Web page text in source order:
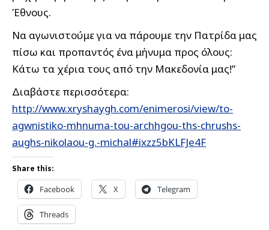
Έθνους.
Να αγωνιστούμε για να πάρουμε την Πατρίδα μας
πίσω και προπαντός ένα μήνυμα προς όλους:
Κάτω τα χέρια τους από την Μακεδονία μας!”
Διαβάστε περισσότερα:
http://www.xryshaygh.com/enimerosi/view/to-
agwnistiko-mhnuma-tou-archhgou-ths-chrushs-
aughs-nikolaou-g.-michal#ixzz5bKLFJe4F
Share this:
Facebook X Telegram
Threads